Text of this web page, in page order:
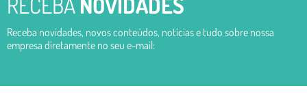
Receba novidades, novos conteúdos, notícias e tudo sobre nossa
empresa diretamente no seu e-mail: